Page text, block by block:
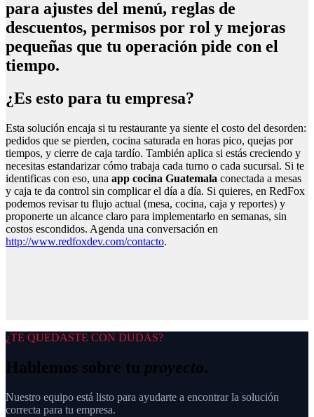
para ajustes del menú, reglas de
descuentos, permisos por rol y mejoras
pequeñas que tu operación pide con el
tiempo.
¿Es esto para tu empresa?
Esta solución encaja si tu restaurante ya siente el costo del desorden:
pedidos que se pierden, cocina saturada en horas pico, quejas por
tiempos, y cierre de caja tardío. También aplica si estás creciendo y
necesitas estandarizar cómo trabaja cada turno o cada sucursal. Si te
identificas con eso, una app cocina Guatemala conectada a mesas
y caja te da control sin complicar el día a día. Si quieres, en RedFox
podemos revisar tu flujo actual (mesa, cocina, caja y reportes) y
proponerte un alcance claro para implementarlo en semanas, sin
costos escondidos. Agenda una conversación en
http://www.redfoxdev.com/contacto.
¿TE QUEDASTE CON DUDAS?
Hablemos sobre tu proyecto.
Nuestro equipo está listo para ayudarte a encontrar la solución
correcta para tu empresa.